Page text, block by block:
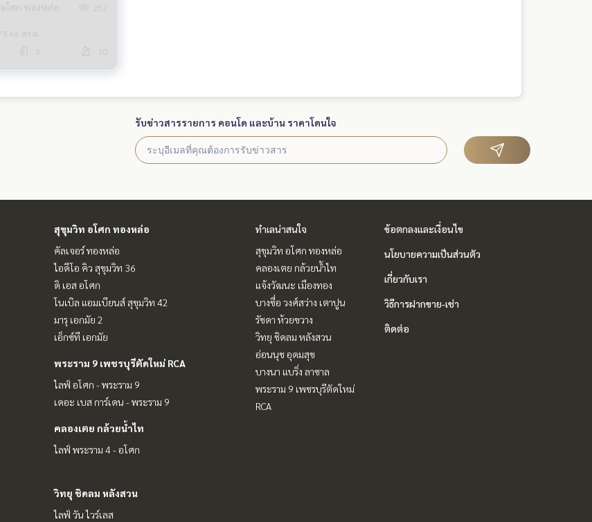
โศก ทองหล่อ 252
ตร.ม.
30
รับข่าวสารรายการ คอนโด และบ้าน ราคาโดนใจ
สุขุมวิท อโศก ทองหล่อ
คัลเจอร์ ทองหล่อ
ไอดีโอ คิว สุขุมวิท 36
ดิ เอส อโศก
โนเบิล แอมเบียนส์ สุขุมวิท 42
มารุ เอกมัย 2
เอ็กซ์ที เอกมัย
พระราม 9 เพชรบุรีตัดใหม่ RCA
ไลฟ์ อโศก - พระราม 9
เดอะ เบส การ์เดน - พระราม 9
คลองเตย กล้วยน้ำไท
ไลฟ์ พระราม 4 - อโศก
วิทยุ ชิดลม หลังสวน
ไลฟ์ วัน ไวร์เลส
ทำเลน่าสนใจ
สุขุมวิท อโศก ทองหล่อ
คลองเตย กล้วยน้ำไท
แจ้งวัฒนะ เมืองทอง
บางซื่อ วงศ์สว่าง เตาปูน
รัชดา ห้วยขวาง
วิทยุ ชิดลม หลังสวน
อ่อนนุช อุดมสุข
บางนา แบริ่ง ลาซาล
พระราม 9 เพชรบุรีตัดใหม่
RCA
ข้อตกลงและเงื่อนไข
นโยบายความเป็นส่วนตัว
เกี่ยวกับเรา
วิธีการฝากขาย-เช่า
ติดต่อ